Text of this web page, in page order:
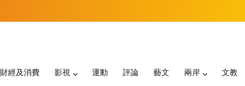
財經及消費 影視 運動 評論 藝文 兩岸 文教